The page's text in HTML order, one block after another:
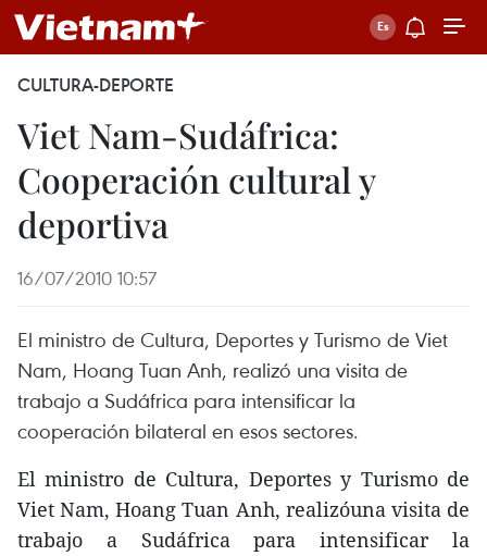
CULTURA-DEPORTE
Viet Nam-Sudáfrica:
Cooperación cultural y
deportiva
16/07/2010 10:57
El ministro de Cultura, Deportes y Turismo de Viet
Nam, Hoang Tuan Anh, realizó una visita de
trabajo a Sudáfrica para intensificar la
cooperación bilateral en esos sectores.
El ministro de Cultura, Deportes y Turismo de
Viet Nam, Hoang Tuan Anh, realizóuna visita de
trabajo a Sudáfrica para intensificar la